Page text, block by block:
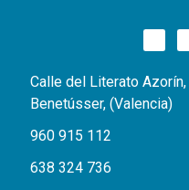
Calle del Literato
Benetússer, (Valencia)
960 915 112
638 324 736